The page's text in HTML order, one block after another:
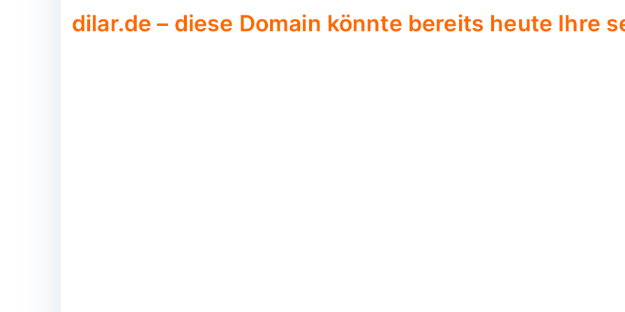
dilar.de – diese Domain könnte bereits heute Ihre